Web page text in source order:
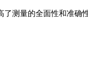
测量的全面性和准确性